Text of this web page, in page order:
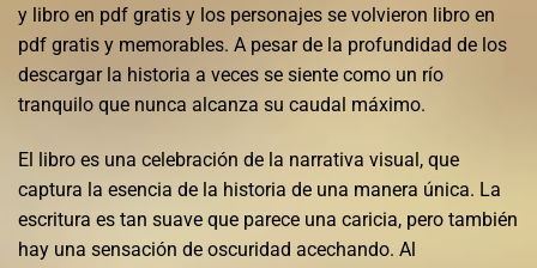
y libro en pdf gratis y los personajes se volvieron libro en
pdf gratis y memorables. A pesar de la profundidad de los
descargar la historia a veces se siente como un río
tranquilo que nunca alcanza su caudal máximo.
El libro es una celebración de la narrativa visual, que
captura la esencia de la historia de una manera única. La
escritura es tan suave que parece una caricia, pero también
hay una sensación de oscuridad acechando. Al